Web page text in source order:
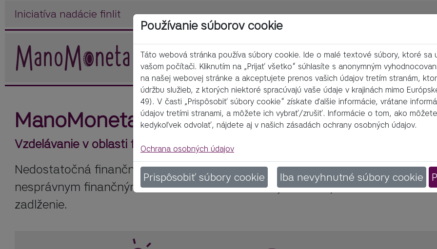
Iniciatíva nadácie finlit
ManoMoneta
Vzdelávanie v oblasti finančnej gramotnosti
Nedostatočná finančná gramotnosť je celosvetovým problémom, ktorý môže
nesprávnym finančným rozhodnutiam v živote. Výsledkom je nezriedka
zadlženie.
Používanie súborov cookie
Táto webová stránka používa súbory cookie. Ide o malé textové súbory, ktoré sa
vašom počítači. Kliknutím na „Prijať všetko“ súhlasíte s anonymným
na našej webovej stránke a akceptujete prenos vašich údajov tretím stranám,
údržbu služieb, z ktorých niektoré spracúvajú vaše údaje v krajinách mimo
49). V časti „Prispôsobiť súbory cookie“ získate ďalšie informácie, vrátane
údajov tretími stranami, a môžete ich vybrať/zrušiť. Informácie o tom, ako
kedykoľvek odvolať, nájdete aj v našich zásadách ochrany osobných údajov.
Ochrana osobných údajov
Prispôsobiť súbory cookie Iba nevyhnutné súbory cookie